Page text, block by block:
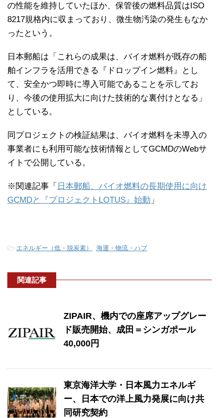
の性能を維持していたほか、保管後の燃料品質はISO
8217規格内に収まっており、微生物汚染の発生もなか
ったという。
日本郵船は「これらの成果は、バイオ燃料が既存の船
舶インフラを活用できる『ドロップイン燃料』とし
て、安全かつ即時に導入可能であることを示してお
り、今後の使用拡大に向けた技術的な裏付けとなる」
としている。
同プロジェクトの検証結果は、バイオ燃料を未導入の
事業者にも利用可能な技術情報としてGCMDのWebサ
イトで公開している。
※関連記事「 日本郵船、バイオ燃料の長期使用に向け
GCMDと『プロジェクトLOTUS』始動 」
-エネルギー（低・脱炭素） 海運・物流・ハブ
関連記事
ZIPAIR、機内での座席アップグレー
ド販売開始、成田＝シンガポール
40,000円
東京海洋大学・日本風力エネルギ
ー、日本での洋上風力発展に向け共
同研究契約